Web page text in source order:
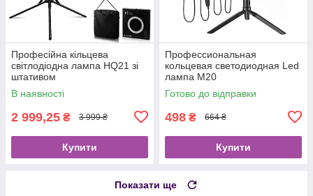
Професійна кільцева
світлодіодна лампа HQ21 зі
штативом
В наявності
2 999,25 ₴ 3 999 ₴
Купити
Профессиональная
кольцевая светодиодная Led
лампа M20
Готово до відправки
498 ₴ 664 ₴
Купити
Показати ще